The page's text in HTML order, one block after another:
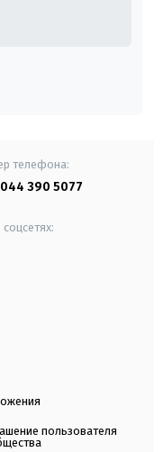
телефона:
390 5077
пользователя